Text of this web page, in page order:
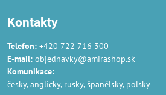
Kontakty
Telefon: +420 722 716 300
E-mail: objednavky@amirashop.sk
Komunikace:
česky, anglicky, rusky, španělsky, polsky